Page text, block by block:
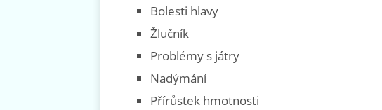
Bolesti hlavy
Žlučník
Problémy s játry
Nadýmání
Přírůstek hmotnosti